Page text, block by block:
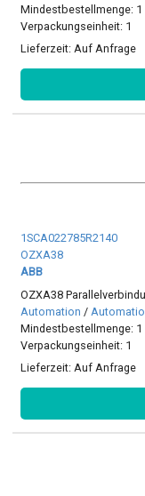
Mindestbestellmenge: 1
Verpackungseinheit: 1
Lieferzeit:Auf Anfrage
1SCA022785R2140
OZXA38
ABB
OZXA38
Automation /
Mindestbestellmenge: 1
Verpackungseinheit: 1
Lieferzeit:Auf Anfrage